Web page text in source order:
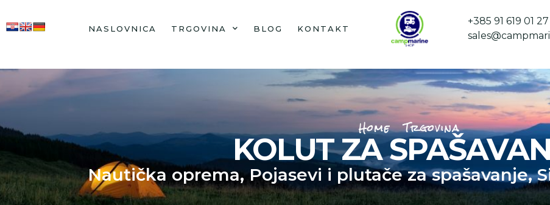
NASLOVNICA TRGOVINA BLOG KONTAKT
+385 91 619 01 27
Home Trgovina
KOLUT ZA
Nautička oprema,Pojasevi i plutače za spašavanje,